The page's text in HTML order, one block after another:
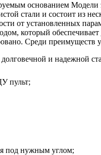
Модели
стали и состоит из
от установленных
который
Среди преимуществ
и надежной
пульт;
под нужным углом;